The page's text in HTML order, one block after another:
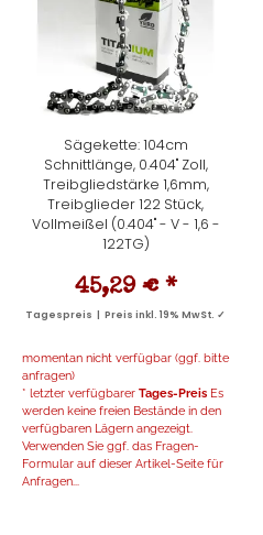
Sägekette: 104cm
Schnittlänge, 0.404" Zoll,
Treibgliedstärke 1,6mm,
Treibglieder 122 Stück,
Vollmeißel (0.404" - V - 1,6 -
122TG)
45,29 € *
Tagespreis | Preis inkl. 19% MwSt. ✓
momentan nicht verfügbar (ggf. bitte
anfragen)
* letzter verfügbarer Tages-Preis Es
werden keine freien Bestände in den
verfügbaren Lägern angezeigt.
Verwenden Sie ggf. das Fragen-
Formular auf dieser Artikel-Seite für
Anfragen...